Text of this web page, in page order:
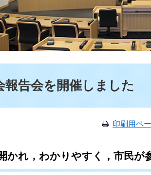
報告会を開催しました
印刷用ペ
かれ，わかりやすく，市民が